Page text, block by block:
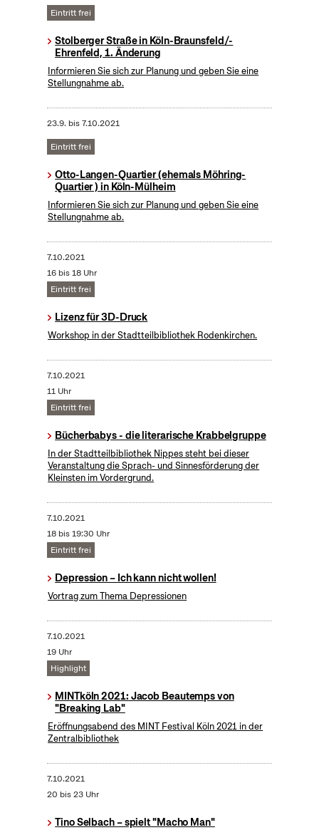
Eintritt frei
Stolberger Straße in Köln-Braunsfeld/-
Ehrenfeld, 1. Änderung
Informieren Sie sich zur Planung und geben Sie eine
Stellungnahme ab.
23.9. bis7.10.2021
Eintritt frei
Otto-Langen-Quartier (ehemals Möhring-
Quartier ) in Köln-Mülheim
Informieren Sie sich zur Planung und geben Sie eine
Stellungnahme ab.
7.10.2021
16 bis 18 Uhr
Eintritt frei
Lizenz für 3D-Druck
Workshop in der Stadtteilbibliothek Rodenkirchen.
7.10.2021
11 Uhr
Eintritt frei
Bücherbabys - die literarische Krabbelgruppe
In der Stadtteilbibliothek Nippes steht bei dieser
Veranstaltung die Sprach- und Sinnesförderung der
Kleinsten im Vordergrund.
7.10.2021
18 bis 19:30 Uhr
Eintritt frei
Depression – Ich kann nicht wollen!
Vortrag zum Thema Depressionen
7.10.2021
19 Uhr
Highlight
MINTköln 2021: Jacob Beautemps von
"Breaking Lab"
Eröffnungsabend des MINT Festival Köln 2021 in der
Zentralbibliothek
7.10.2021
20 bis 23 Uhr
Tino Selbach – spielt "Macho Man"